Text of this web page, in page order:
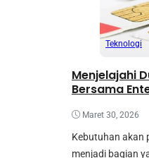
Teknologi
Menjelajahi
Bersama
Maret 30, 2026
Kebutuhan akan
menjadi bagian